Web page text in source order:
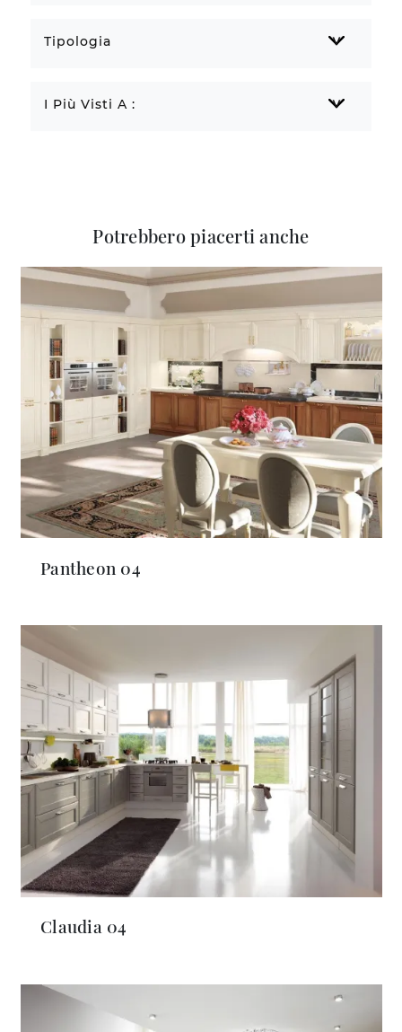
Tipologia
I Più Visti A :
Potrebbero piacerti anche
Pantheon 04
Claudia 04